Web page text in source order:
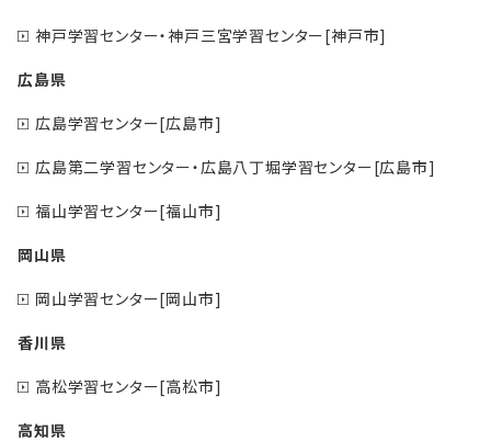
神戸学習センター・神戸三宮学習センター[神戸市]
広島県
広島学習センター[広島市]
広島第二学習センター・広島八丁堀学習センター[広島市]
福山学習センター[福山市]
岡山県
岡山学習センター[岡山市]
香川県
高松学習センター[高松市]
高知県